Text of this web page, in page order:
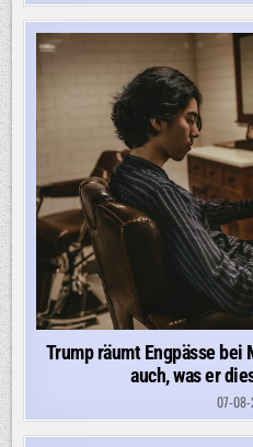
Trump räumt Engpässe
auch, was er
07-